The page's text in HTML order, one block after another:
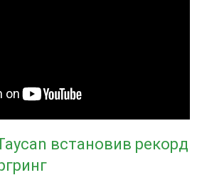
встановив рекорд